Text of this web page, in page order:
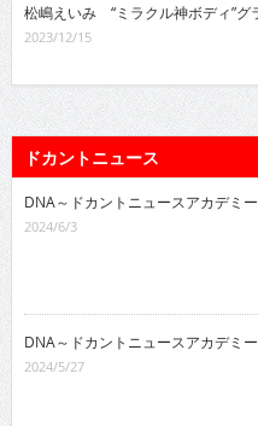
松嶋えいみ “ミラクル神ボディ”グ
2023/12/15
ドカントニュース
DNA～ドカントニュースアカデミ
2024/6/3
DNA～ドカントニュースアカデミ
2024/5/27